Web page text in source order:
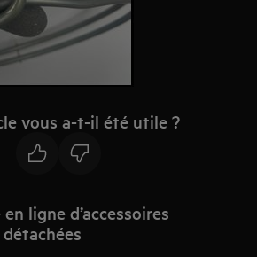
vous a-t-il été utile ?
ligne d’accessoires